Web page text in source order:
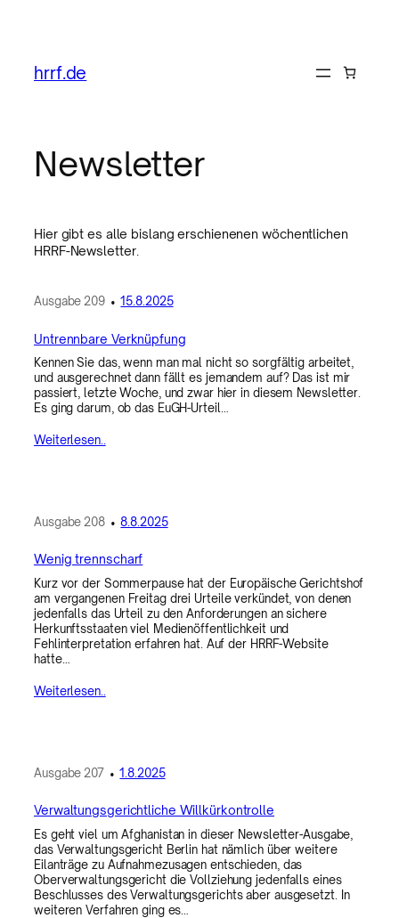
hrrf.de
Newsletter
Hier gibt es alle bislang erschienenen wöchentlichen
HRRF-Newsletter.
Ausgabe 209•15.8.2025
Untrennbare Verknüpfung
Kennen Sie das, wenn man mal nicht so sorgfältig arbeitet,
und ausgerechnet dann fällt es jemandem auf? Das ist mir
passiert, letzte Woche, und zwar hier in diesem Newsletter.
Es ging darum, ob das EuGH-Urteil…
Weiterlesen..
Ausgabe 208•8.8.2025
Wenig trennscharf
Kurz vor der Sommerpause hat der Europäische Gerichtshof
am vergangenen Freitag drei Urteile verkündet, von denen
jedenfalls das Urteil zu den Anforderungen an sichere
Herkunftsstaaten viel Medienöffentlichkeit und
Fehlinterpretation erfahren hat. Auf der HRRF-Website
hatte…
Weiterlesen..
Ausgabe 207•1.8.2025
Verwaltungsgerichtliche Willkürkontrolle
Es geht viel um Afghanistan in dieser Newsletter-Ausgabe,
das Verwaltungsgericht Berlin hat nämlich über weitere
Eilanträge zu Aufnahmezusagen entschieden, das
Oberverwaltungsgericht die Vollziehung jedenfalls eines
Beschlusses des Verwaltungsgerichts aber ausgesetzt. In
weiteren Verfahren ging es…